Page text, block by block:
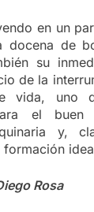
en un
docena de
su
de la
vida, uno
el buen
y,
Rosa